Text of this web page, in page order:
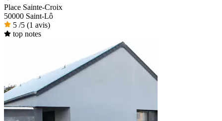
Place Sainte-Croix
50000 Saint-Lô
5 /5 (1 avis)
top notes